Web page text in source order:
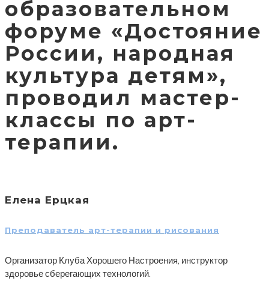
образовательном
форуме «Достояние
России, народная
культура детям»,
проводил мастер-
классы по арт-
терапии.
Елена Ерцкая
Преподаватель арт-терапии и рисования
Организатор Клуба Хорошего Настроения, инструктор
здоровье сберегающих технологий.